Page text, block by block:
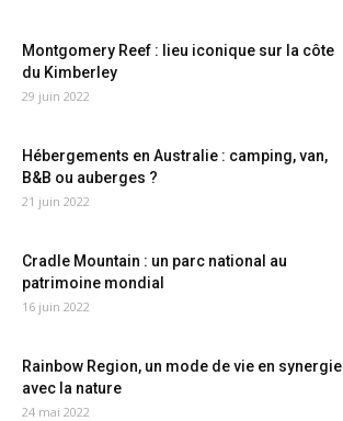
Montgomery Reef : lieu iconique sur la côte
du Kimberley
29 juin 2022
Hébergements en Australie : camping, van,
B&B ou auberges ?
21 juin 2022
Cradle Mountain : un parc national au
patrimoine mondial
16 juin 2022
Rainbow Region, un mode de vie en synergie
avec la nature
24 mai 2022